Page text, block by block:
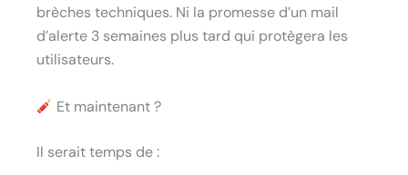
brèches techniques. Ni la promesse d’un mail
d’alerte 3 semaines plus tard qui protègera les
utilisateurs.
Et maintenant ?
Il serait temps de :